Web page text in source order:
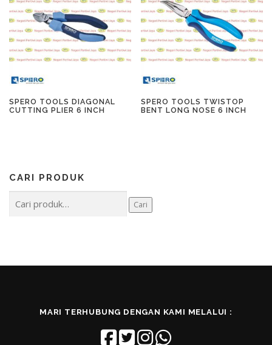
SPERO TOOLS DIAGONAL
CUTTING PLIER 6 INCH
SPERO TOOLS TWISTOP
BENT LONG NOSE 6 INCH
CARI PRODUK
untuk:
Cari
MARI TERHUBUNG DENGAN KAMI MELALUI :